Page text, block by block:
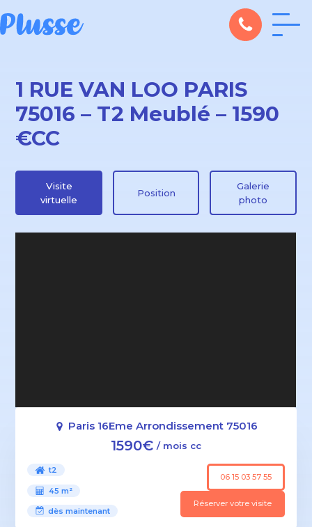
1 RUE VAN LOO PARIS
75016 – T2 Meublé – 1590
€CC
Visite
virtuelle
Position
Galerie
photo
Paris 16Eme Arrondissement 75016
1590€ / mois cc
t2
45 m²
dès maintenant
06 15 03 57 55
Réserver votre visite